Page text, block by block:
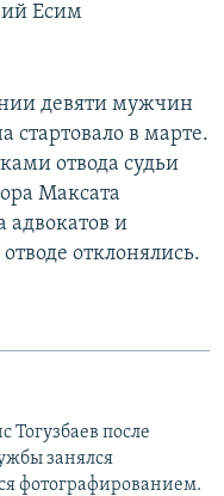
Есим
девяти мужчин
стартовало в марте.
отвода судьи
Максата
адвокатов и
отклонялись.
Тогузбаев после
занялся
фотографированием.